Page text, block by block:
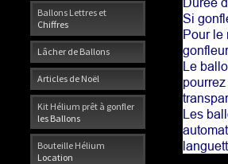
Ballons Lettres et
Chiffres
Lâcher de Ballons
Articles de Noël
Kit Hélium prêt à gonfler
les Ballons
Bouteille Hélium
Location
Si
Pour le
Le
Les